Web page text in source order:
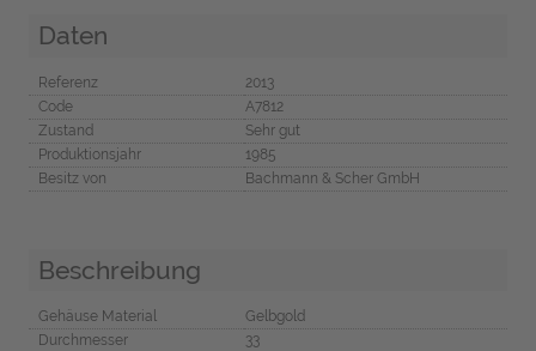
Daten
Referenz
2013
Code
A7812
Zustand
Sehr gut
Produktionsjahr
1985
Besitz von
Bachmann & Scher GmbH
Beschreibung
Gehäuse Material
Gelbgold
Durchmesser
33